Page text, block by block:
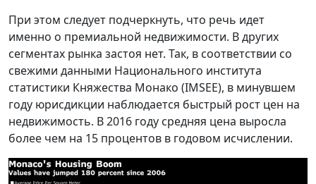
При этом следует подчеркнуть, что речь идет
именно о премиальной недвижимости. В других
сегментах рынка застоя нет. Так, в соответствии со
свежими данными Национального института
статистики Княжества Монако (IMSEE), в минувшем
году юрисдикции наблюдается быстрый рост цен на
недвижимость. В 2016 году средняя цена выросла
более чем на 15 процентов в годовом исчислении.